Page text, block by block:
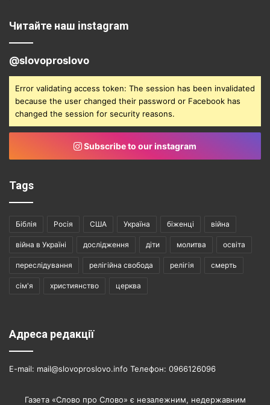
Читайте наш instagram
@slovoproslovo
Error validating access token: The session has been invalidated
because the user changed their password or Facebook has
changed the session for security reasons.
Subscribe to our instagram
Tags
Біблія Росія США Україна біженці війна
війна в Україні дослідження діти молитва освіта
переслідування релігійна свобода релігія смерть
сім'я християнство церква
Адреса редакції
E-mail: mail@slovoproslovo.info Телефон: 0966126096
Газета «Слово про Слово» є незалежним, недержавним